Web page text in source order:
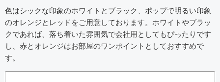
色はシックな印象のホワイトとブラック、ポップで明るい印象
のオレンジとレッドをご用意しております。ホワイトやブラッ
クであれば、落ち着いた雰囲気で会社用としてもぴったりです
し、赤とオレンジはお部屋のワンポイントとしておすすめで
す。